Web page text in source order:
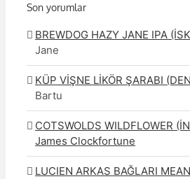
Son yorumlar
BREWDOG HAZY JANE IPA
Jane
KÜP VİŞNE LİKÖR ŞARABI
Bartu
COTSWOLDS WILDFLOWER
James Clockfortune
LUCIEN ARKAS BAĞLARI